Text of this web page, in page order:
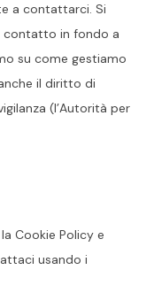
a contattarci. Si
contatto in fondo a
su come gestiamo
il diritto di
(l’Autorità per
Cookie Policy e
usando i